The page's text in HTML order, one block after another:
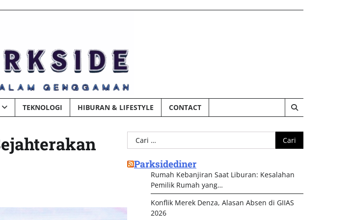
TEKNOLOGI HIBURAN & LIFESTYLE CONTACT
Cari
untuk:
Parksidediner
Rumah Kebanjiran Saat Liburan: Kesalahan
Pemilik Rumah yang…
Konflik Merek Denza, Alasan Absen di GIIAS
2026